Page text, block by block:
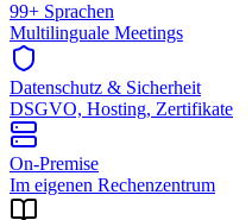
99+ Sprachen
Multilinguale Meetings
Datenschutz & Sicherheit
DSGVO, Hosting, Zertifikate
On-Premise
Im eigenen Rechenzentrum